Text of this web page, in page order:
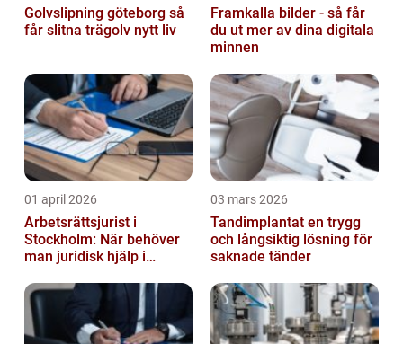
Golvslipning göteborg så
får slitna trägolv nytt liv
Framkalla bilder - så får
du ut mer av dina digitala
minnen
01 april 2026
Arbetsrättsjurist i
Stockholm: När behöver
man juridisk hjälp i
03 mars 2026
Tandimplantat en trygg
och långsiktig lösning för
saknade tänder